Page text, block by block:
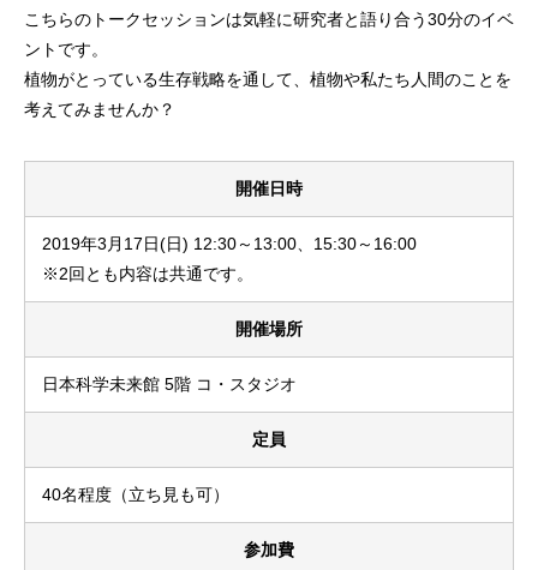
こちらのトークセッションは気軽に研究者と語り合う30分のイベ
ントです。
植物がとっている生存戦略を通して、植物や私たち人間のことを
考えてみませんか？
開催日時
2019年3月17日(日) 12:30～13:00、15:30～16:00
※2回とも内容は共通です。
開催場所
日本科学未来館 5階 コ・スタジオ
定員
40名程度（立ち見も可）
参加費